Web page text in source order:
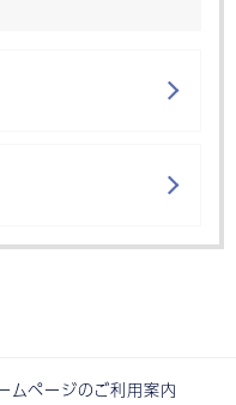
ムページのご利用案内